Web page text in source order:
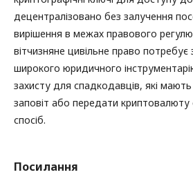
децентралізовано без залучення
вирішення в межах правового
вітчизняне цивільне право
широкого юридичного
захисту для спадкодавців, які мають
заповіт або передати
спосіб.
Посилання